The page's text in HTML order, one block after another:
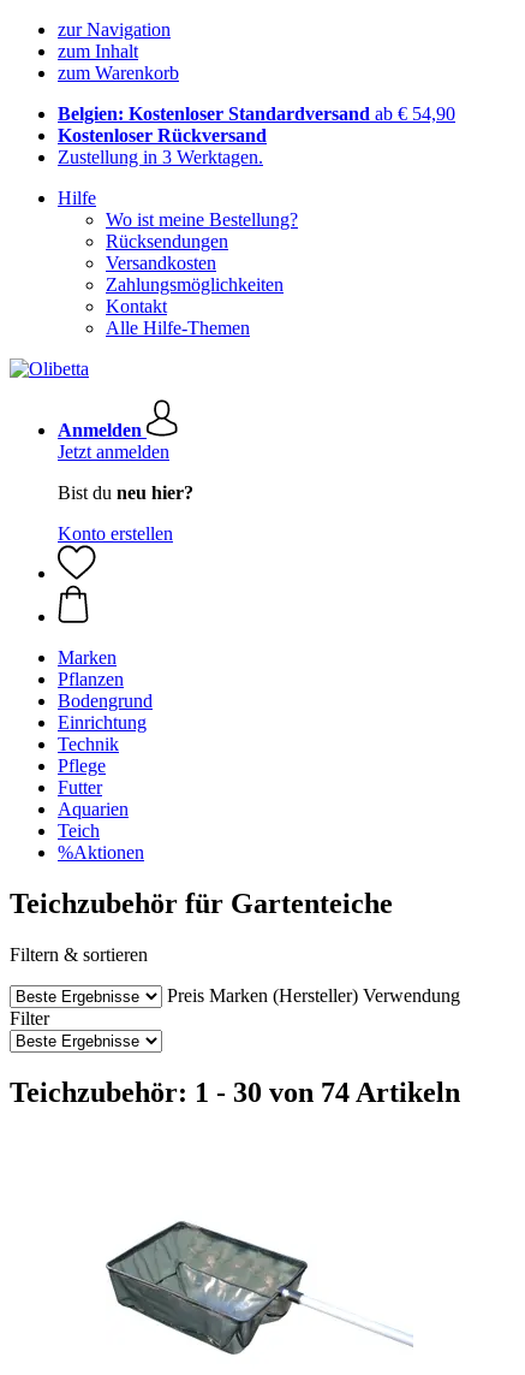
zur Navigation
zum Inhalt
zum Warenkorb
Belgien: Kostenloser Standardversand ab € 54,90
Kostenloser Rückversand
Zustellung in 3 Werktagen.
Hilfe
Wo ist meine Bestellung?
Rücksendungen
Versandkosten
Zahlungsmöglichkeiten
Kontakt
Alle Hilfe-Themen
Anmelden
Jetzt anmelden
Bist du neu hier?
Konto erstellen
Marken
Pflanzen
Bodengrund
Einrichtung
Technik
Pflege
Futter
Aquarien
Teich
%Aktionen
Teichzubehör für Gartenteiche
Filtern & sortieren
Preis Marken (Hersteller) Verwendung
Filter
Teichzubehör: 1 - 30 von 74 Artikeln